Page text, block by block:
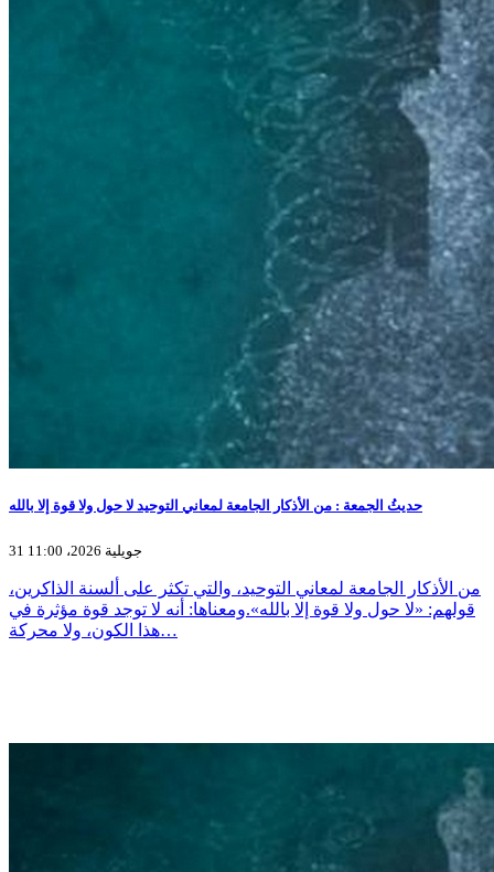
حديثُ الجمعة : من الأذكار الجامعة لمعاني التوحيد لا حول ولا قوة إلا بالله
31 جويلية 2026، 11:00
من الأذكار الجامعة لمعاني التوحيد، والتي تكثر على ألسنة الذاكرين،
قولهم: «لا حول ولا قوة إلا بالله».ومعناها: أنه لا توجد قوة مؤثرة في
هذا الكون، ولا محركة…